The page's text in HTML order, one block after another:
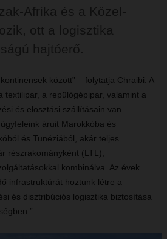
Afrika és a Közel-
ott a logisztika
hajtóerő.
között” – folytatja Chraibi. A
textilipar, a repülőgépipar, valamint a
és elosztási szállításain van.
áruit Marokkóba és
és Tunéziából, akár teljes
részrakományként (LTL),
kombinálva. Az évek
infrastruktúrát hoztunk létre a
és disztribúciós logisztika biztosítása